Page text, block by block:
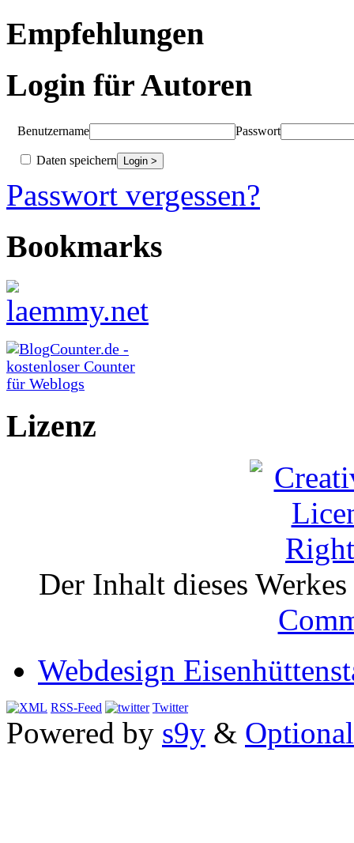
Empfehlungen
Login für Autoren
Benutzername Passwort
Daten speichern
Passwort vergessen?
Bookmarks
Lizenz
Der Inhalt dieses
Webdesign
RSS-Feed Twitter
Powered by s9y &